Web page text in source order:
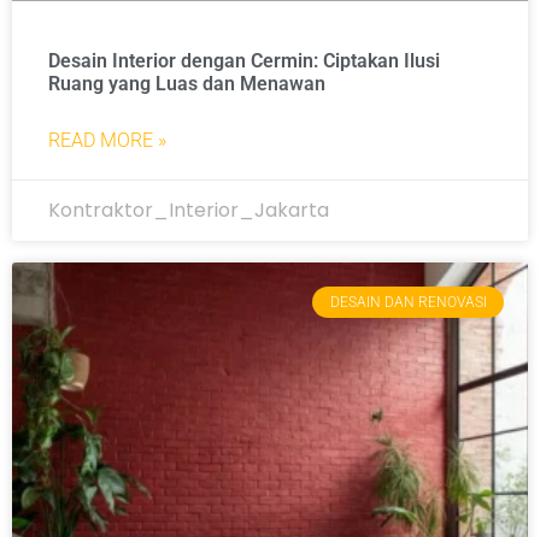
Desain Interior dengan Cermin: Ciptakan Ilusi
Ruang yang Luas dan Menawan
READ MORE »
Kontraktor_Interior_Jakarta
DESAIN DAN RENOVASI